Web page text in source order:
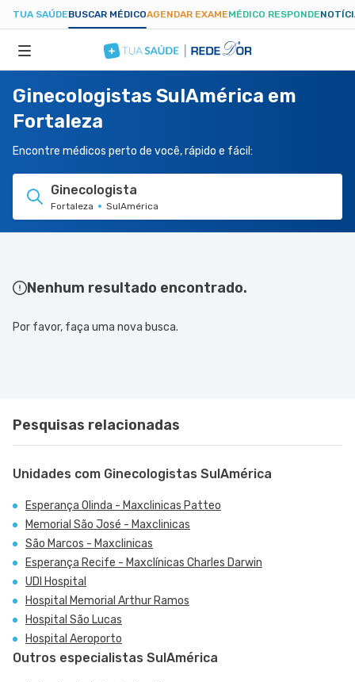
TUA SAÚDEBUSCAR MÉDICOAGENDAR EXAMEMÉDICO RESPONDE
ESPECIALIDADES
HOSPITAIS
TUASAUDE.COM
Ginecologistas SulAmérica em
Fortaleza
Encontre médicos perto de você, rápido e fácil:
Ginecologista
Fortaleza SulAmérica
Nenhum resultado encontrado.
Por favor, faça uma nova busca.
Pesquisas relacionadas
Unidades com Ginecologistas SulAmérica
Esperança Olinda - Maxclinicas Patteo
Memorial São José - Maxclinicas
São Marcos - Maxclinicas
Esperança Recife - Maxclínicas Charles Darwin
UDI Hospital
Hospital Memorial Arthur Ramos
Hospital São Lucas
Hospital Aeroporto
Outros especialistas SulAmérica